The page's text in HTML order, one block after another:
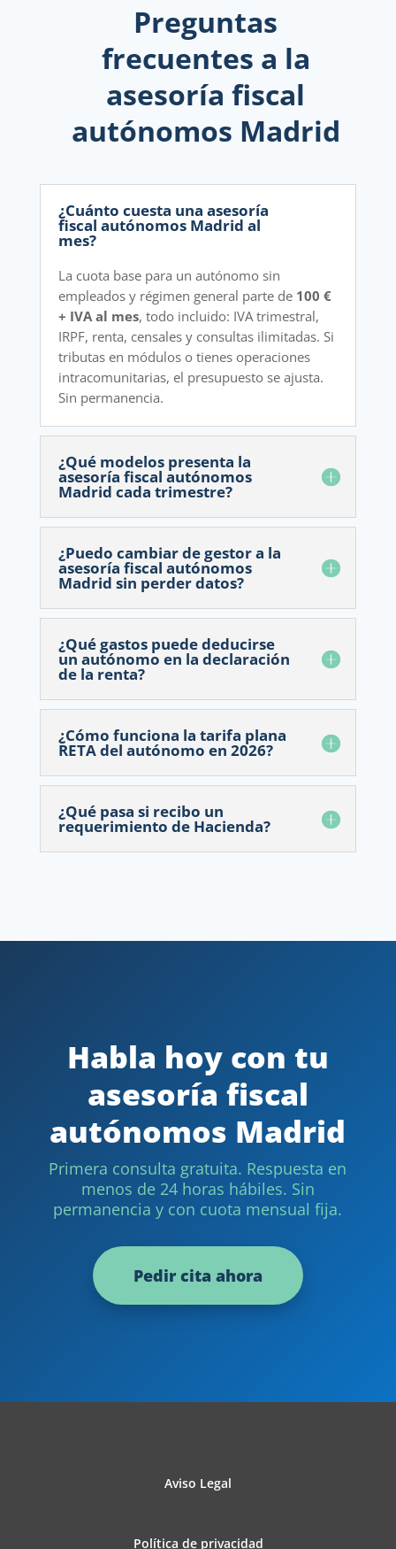
Preguntas
frecuentes a la
asesoría fiscal
autónomos Madrid
¿Cuánto cuesta una asesoría
fiscal autónomos Madrid al
mes?
La cuota base para un autónomo sin
empleados y régimen general parte de 100 €
+ IVA al mes, todo incluido: IVA trimestral,
IRPF, renta, censales y consultas ilimitadas. Si
tributas en módulos o tienes operaciones
intracomunitarias, el presupuesto se ajusta.
Sin permanencia.
¿Qué modelos presenta la
asesoría fiscal autónomos
Madrid cada trimestre?
¿Puedo cambiar de gestor a la
asesoría fiscal autónomos
Madrid sin perder datos?
¿Qué gastos puede deducirse
un autónomo en la declaración
de la renta?
¿Cómo funciona la tarifa plana
RETA del autónomo en 2026?
¿Qué pasa si recibo un
requerimiento de Hacienda?
Habla hoy con tu
asesoría fiscal
autónomos Madrid
Primera consulta gratuita. Respuesta en
menos de 24 horas hábiles. Sin
permanencia y con cuota mensual fija.
Pedir cita ahora
Aviso Legal
Política de privacidad